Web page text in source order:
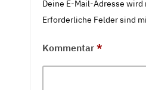
Deine E-Mail-Adresse
Erforderliche Felder sind
Kommentar *